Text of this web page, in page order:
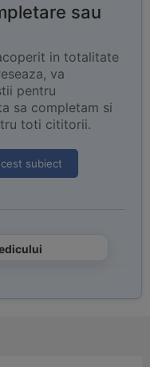
sau
in totalitate
va
pentru
sa completam si
toti cititorii.
subiect